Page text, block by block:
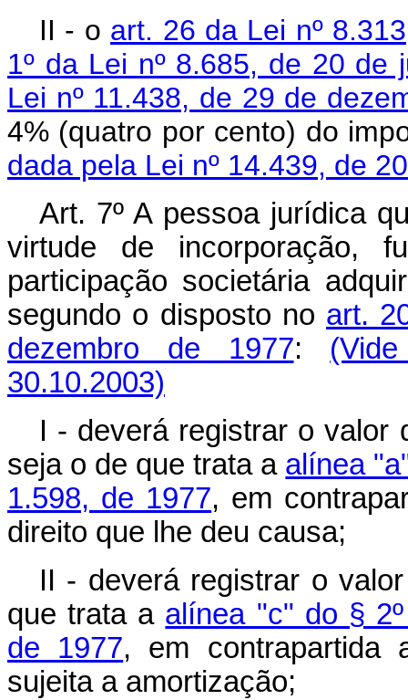
II - o art. 26 da Lei nº
1º da Lei nº 8.685, de 20 de
Lei nº 11.438, de 29 de
4% (quatro por cento) do
dada pela Lei nº 14.439, de
Art. 7º A pessoa jurídica
virtude de incorporação,
participação societária
segundo o disposto no art.
dezembro de 1977:
30.10.2003)
I - deverá registrar o valor
seja o de que trata a alínea
1.598, de 1977, em
direito que lhe deu causa;
II - deverá registrar o
que trata a alínea "c" do §
de 1977, em contrapartida
sujeita a amortização;